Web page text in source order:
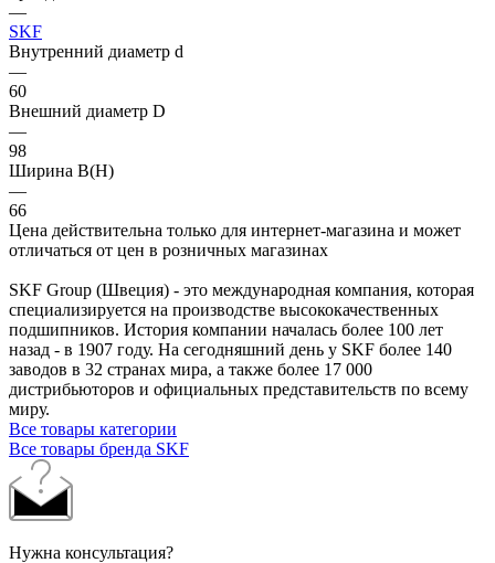
—
SKF
Внутренний диаметр d
—
60
Внешний диаметр D
—
98
Ширина B(H)
—
66
Цена действительна только для интернет-магазина и может
отличаться от цен в розничных магазинах
SKF Group (Швеция) - это международная компания, которая
специализируется на производстве высококачественных
подшипников. История компании началась более 100 лет
назад - в 1907 году. На сегодняшний день у SKF более 140
заводов в 32 странах мира, а также более 17 000
дистрибьюторов и официальных представительств по всему
миру.
Все товары категории
Все товары бренда SKF
Нужна консультация?